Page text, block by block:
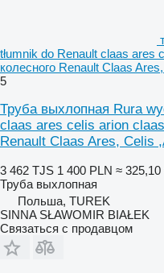
tłumnik do Renault claas ares
колесного Renault Claas
5
Труба выхлопная Rura
claas ares celis arion
Renault Claas Ares, Celis
3 462 TJS 1 400 PLN ≈ 325,10
Труба выхлопная
Польша, TUREK
SINNA SŁAWOMIR BIAŁEK
Связаться с продавцом